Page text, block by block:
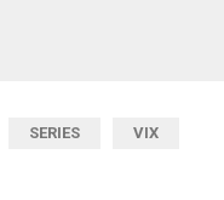
SERIES VIX